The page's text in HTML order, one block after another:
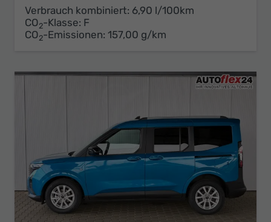
Verbrauch kombiniert: 6,90 l/100km
CO2-Klasse: F
CO2-Emissionen: 157,00 g/km